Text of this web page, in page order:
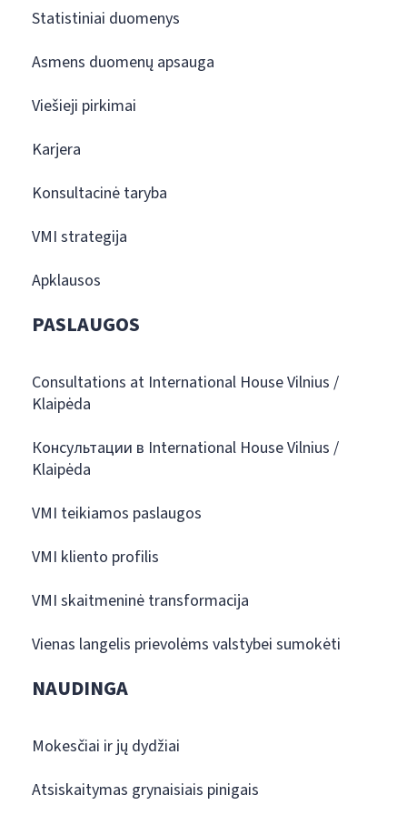
Statistiniai duomenys
Asmens duomenų apsauga
Viešieji pirkimai
Karjera
Konsultacinė taryba
VMI strategija
Apklausos
PASLAUGOS
Consultations at International House Vilnius /
Klaipėda
Консультации в International House Vilnius /
Klaipėda
VMI teikiamos paslaugos
VMI kliento profilis
VMI skaitmeninė transformacija
Vienas langelis prievolėms valstybei sumokėti
NAUDINGA
Mokesčiai ir jų dydžiai
Atsiskaitymas grynaisiais pinigais